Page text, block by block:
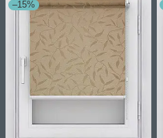
–15%